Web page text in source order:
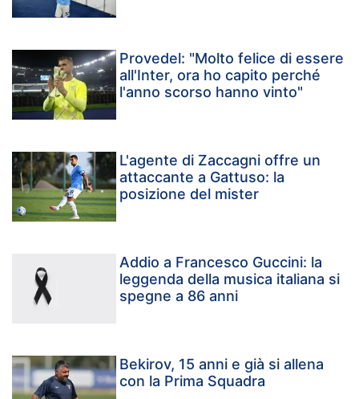
Provedel: "Molto felice di essere
all'Inter, ora ho capito perché
l'anno scorso hanno vinto"
L'agente di Zaccagni offre un
attaccante a Gattuso: la
posizione del mister
Addio a Francesco Guccini: la
leggenda della musica italiana si
spegne a 86 anni
Bekirov, 15 anni e già si allena
con la Prima Squadra